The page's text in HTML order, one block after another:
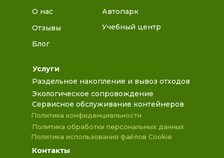
Услуги
Контакты
Раздельное накопление и вывоз отходов
Экологическое сопровождение
Отзывы
О нас
Автопарк
Учебный центр
Блог
Политика использования файлов Cookie
Политика обработки персональных данных
Политика конфиденциальности
Сервисное обслуживание контейнеров